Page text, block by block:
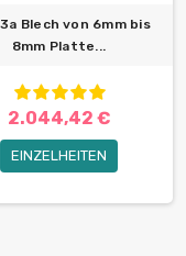
Blech von 6mm bis
8mm Platte...
2.044,42 €
EINZELHEITEN